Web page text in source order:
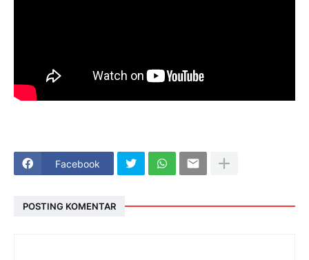
Facebook
POSTING KOMENTAR